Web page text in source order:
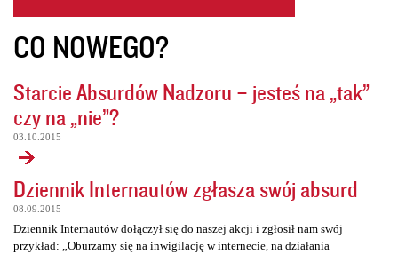
CO NOWEGO?
Starcie Absurdów Nadzoru – jesteś na „tak”
czy na „nie”?
03.10.2015
Dziennik Internautów zgłasza swój absurd
08.09.2015
Dziennik Internautów dołączył się do naszej akcji i zgłosił nam swój
przykład: „Oburzamy się na inwigilację w internecie, na działania